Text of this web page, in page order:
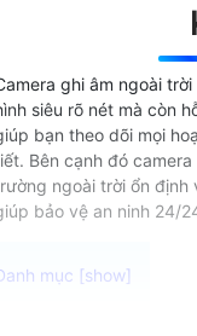
ghi âm ngoài
siêu rõ nét mà còn
bạn theo dõi mọi
Bên cạnh đó
ngoài trời ổn định
bảo vệ an ninh 24/